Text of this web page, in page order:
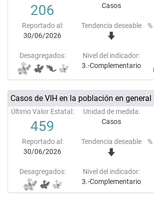
206
Casos
Reportado al:
30/06/2026
Tendencia deseable
Desagregados:
Nivel del indicador:
3.-Complementario
Casos de VIH en la población en general
Último Valor Estatal:
459
Unidad de medida:
Casos
Reportado al:
30/06/2026
Tendencia deseable
Desagregados:
Nivel del indicador:
3.-Complementario